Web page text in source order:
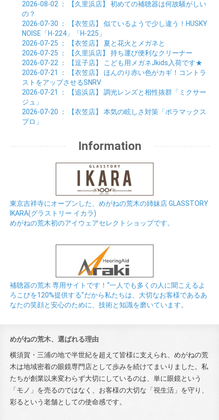
01月 (9)
2026-08-02 ： 【久里浜店】 初めての補聴器は何故騒がしい
の？
2026-07-30 ： 【衣笠店】 似ているようで少し違う！HUSKY
NOISE「H-224」「H-225」
2026-07-25 ： 【衣笠店】 夏と花火とメガネと
2026-07-25 ： 【久里浜店】 持ち運び便利なクリーナー
2026-07-22 ： 【逗子店】
こども用メガネJkids入荷です★
2026-07-21
： 【衣笠店】 ほんのり赤い色がカギ！コントラ
ストをアップさせるSNRV
2026-07-21
： 【追浜店】 調光レンズと相性抜群「ミクサー
ジュ」
2026-07-20 ： 【衣笠店】 本気の眩しさ対策「ポラマックス
プロ」
Information
東京吉祥寺にオープンした、めがねの荒木の姉妹店 GLASSTORY
IKARA(グラストリー イカラ)
めがねの荒木初のアイウェアセレクトショップです。
補聴器の荒木 専用サイトです！“一人でも多くの人に聞こえるよ
ろこびを120%提供する”だから私たちは、大切なお客様であるあ
なたの笑顔と安心のために、技術と知識を磨いています。
めがねの荒木、選ばれる理由
横須賀・三浦の地で半世紀を超えて皆様に支えられ、めがねの荒
木は地域密着の眼鏡専門店として歩みを続けてまいりました。私
たちが創業以来変わらず大切にしているのは、単に眼鏡という
「モノ」を売るのではなく、お客様の大切な「視生活」を守り、
彩るという老舗としての使命感です。